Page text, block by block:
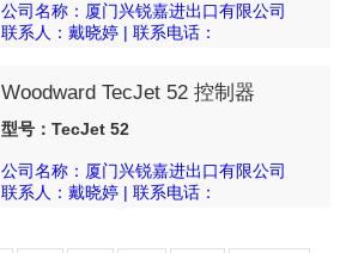
公司名称：厦门兴锐嘉进出口有限公司
联系人：戴晓婷 | 联系电话：
Woodward TecJet 52 控制器
型号：TecJet 52
公司名称：厦门兴锐嘉进出口有限公司
联系人：戴晓婷 | 联系电话：